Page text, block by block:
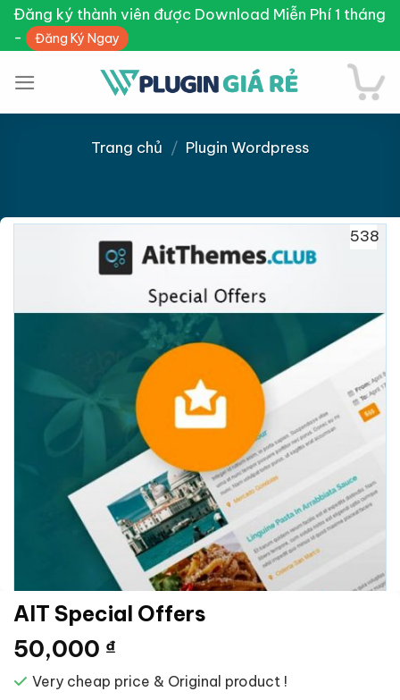
Skip
content
Đăng ký thành viên được Download Miễn Phí 1 tháng
-
Đăng Ký Ngay
Trang chủ / Plugin Wordpress
538
AIT Special Offers
50,000 ₫
Very cheap price & Original product !